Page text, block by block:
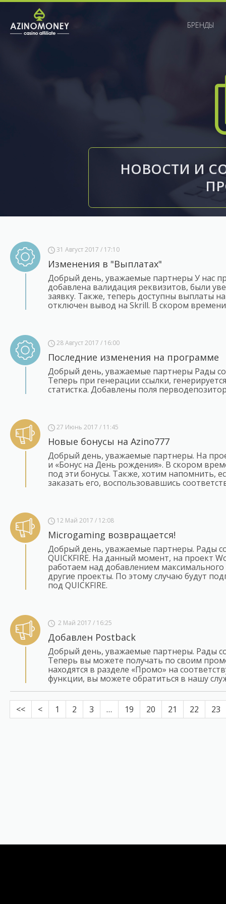
БРЕНДЫ
НОВОСТИ И
31 Август 2017 / 17:10
Изменения в "Выплатах"
Добрый день, уважаемые партнеры У нас
добавлена валидация реквизитов, были
заявку. Также, теперь доступны выплаты
отключен вывод на Skrill. В скором
28 Август 2017 / 16:00
Последние изменения на программе
Добрый день, уважаемые партнеры Рады
Теперь при генерации ссылки,
статистка. Добавлены поля
27 Июнь 2017 / 11:45
Новые бонусы на Azino777
Добрый день, уважаемые партнеры. На
и «Бонус на День рождения». В скором
под эти бонусы. Также, хотим напомнить,
заказать его, воспользовавшись
12 Май 2017 / 12:08
Microgaming возвращается!
Добрый день, уважаемые партнеры. Рады
QUICKFIRE. На данный момент, на проект
работаем над добавлением
другие проекты. По этому случаю будут
под QUICKFIRE.
2 Май 2017 / 16:25
Добавлен Postback
Добрый день, уважаемые партнеры. Рады
Теперь вы можете получать по своим
находятся в разделе «Промо» на
функции, вы можете обратиться в нашу
<< < 1 2 3 … 19 20 21 22 23